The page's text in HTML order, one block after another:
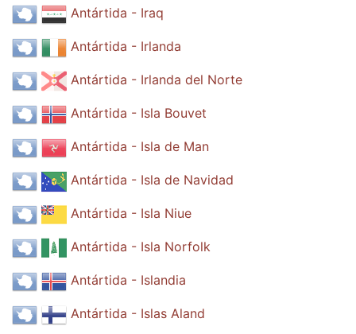
Antártida - Iraq
Antártida - Irlanda
Antártida - Irlanda del Norte
Antártida - Isla Bouvet
Antártida - Isla de Man
Antártida - Isla de Navidad
Antártida - Isla Niue
Antártida - Isla Norfolk
Antártida - Islandia
Antártida - Islas Aland